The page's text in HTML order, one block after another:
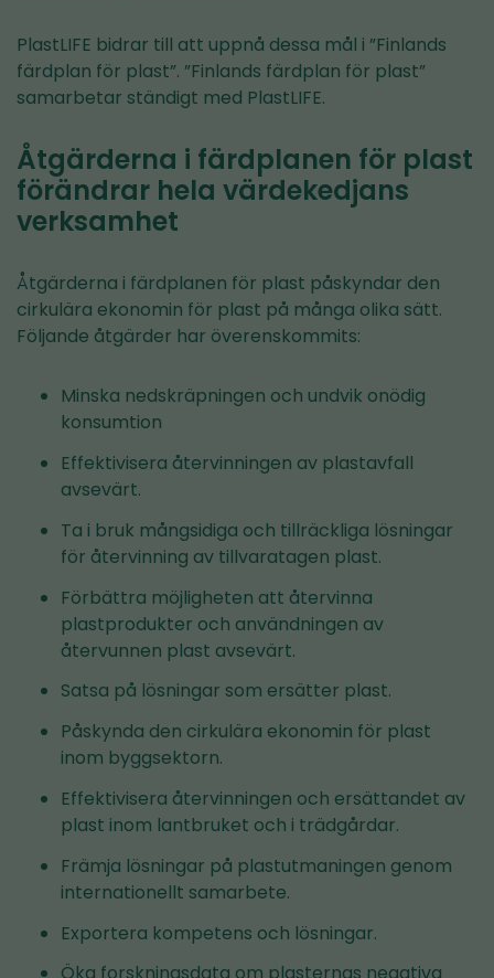
PlastLIFE bidrar till att uppnå dessa mål i ”Finlands
färdplan för plast”. ”Finlands färdplan för plast”
samarbetar ständigt med PlastLIFE.
Åtgärderna i färdplanen för plast
förändrar hela värdekedjans
verksamhet
Åtgärderna i färdplanen för plast påskyndar den
cirkulära ekonomin för plast på många olika sätt.
Följande åtgärder har överenskommits:
Minska nedskräpningen och undvik onödig
konsumtion
Effektivisera återvinningen av plastavfall
avsevärt.
Ta i bruk mångsidiga och tillräckliga lösningar
för återvinning av tillvaratagen plast.
Förbättra möjligheten att återvinna
plastprodukter och användningen av
återvunnen plast avsevärt.
Satsa på lösningar som ersätter plast.
Påskynda den cirkulära ekonomin för plast
inom byggsektorn.
Effektivisera återvinningen och ersättandet av
plast inom lantbruket och i trädgårdar.
Främja lösningar på plastutmaningen genom
internationellt samarbete.
Exportera kompetens och lösningar.